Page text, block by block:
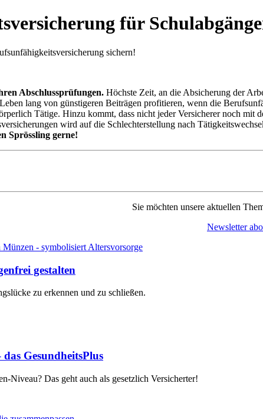
für
sichern!
Abschlussprüfungen. Höchste Zeit, an die Absicherung der
lang von günstigeren Beiträgen profitieren, wenn die
Tätige. Hinzu kommt, dass nicht jeder Versicherer noch
wird auf die Schlechterstellung nach
Sprössling gerne!
Sie möchten unsere aktuellen
Newsletter
gestalten
zu erkennen und zu schließen.
GesundheitsPlus
Niveau? Das geht auch als gesetzlich Versicherter!